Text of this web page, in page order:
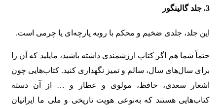
3. جلد گالینگور
این جلد، جلدی ضخیم و محکم با رویه پارچه‌ای یا چرمی است.
حتماً شما هم اگر کتاب ارزشمندی داشته باشید، مایلید که آن را
برای سال‌های سال، سالم و تمیز نگهداری کنید. کتاب‌هایی چون
اشعار سعدی، حافظ، مولوی و عطار و … از آن دسته
کتاب‌هایی هستند که به‌نوعی هویت تاریخی و ملی ما ایرانیان